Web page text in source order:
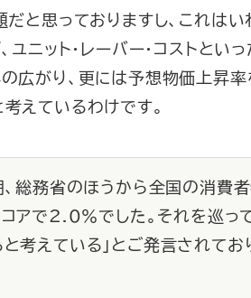
だと思っておりますし、これは
ユニット・レーバー・コストと
広がり、更には予想物価上昇
えているわけです。
、総務省のほうから全国の消費
アで2.0％でした。それを巡っ
考えている」とご発言されて